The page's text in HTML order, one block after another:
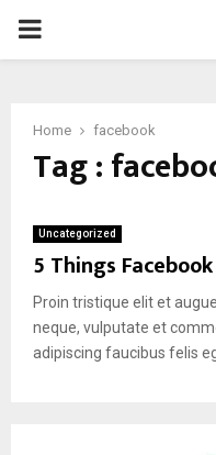
P
A
R
Home facebook
Tag :
Uncategorized
5 Things
Proin tristique elit et
neque, vulputate et
adipiscing faucibus felis